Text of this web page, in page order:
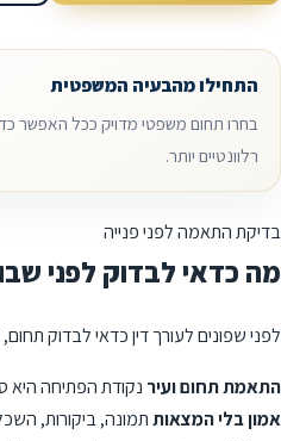
התחילו מהבעיה המשפטית
בחרו תחום משפטי מדויק ככל האפשר
רלוונטיים יותר.
בדיקת התאמה לפני פנייה
מה כדאי לבדוק לפני
לפני שפונים לעורך דין כדאי לבדוק
התאמת תחום ועיר נקודת הפתיחה היא
אמון בלי המצאותתמונה, ביקורות,